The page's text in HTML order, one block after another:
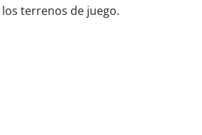
terrenos de juego.